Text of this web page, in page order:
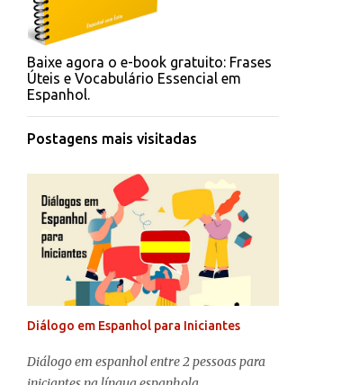
Baixe agora o e-book gratuito: Frases
Úteis e Vocabulário Essencial em
Espanhol.
Postagens mais visitadas
Diálogo em Espanhol para Iniciantes
Diálogo em espanhol entre 2 pessoas para